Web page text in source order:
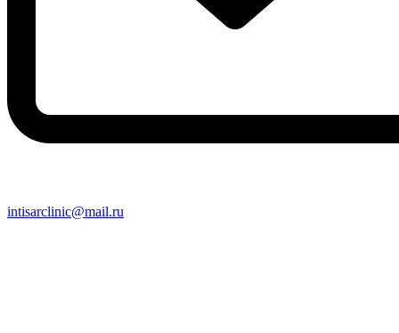
intisarclinic@mail.ru